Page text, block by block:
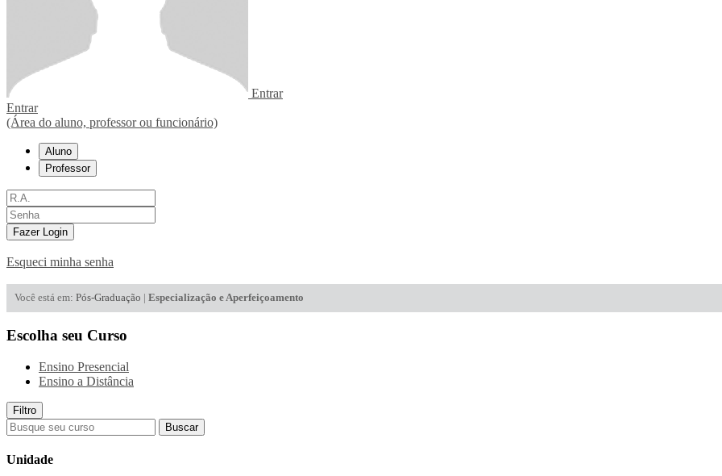
Entrar
Entrar
(Área do aluno, professor ou funcionário)
Aluno
Professor
Fazer Login
Esqueci minha senha
Você está em: Pós-Graduação | Especialização e Aperfeiçoamento
Escolha seu Curso
Ensino Presencial
Ensino a Distância
Filtro
Buscar
Unidade